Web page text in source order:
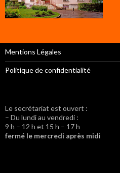
Mentions Légales
Politique de confidentialité
Le secrétariat est ouvert :
– Du lundi au vendredi :
9 h – 12 h et 15 h – 17 h
fermé le mercredi après midi